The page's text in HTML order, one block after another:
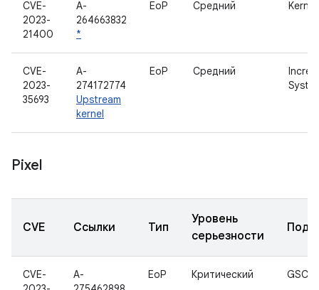
CVE-
2023-
21400
A-
264663832
*
EoP Средний
CVE-
2023-
35693
A-
274172774
Upstream
kernel
EoP Средний
Pixel
CVE Ссылки Тип
Уровень
серьезности
CVE-
A-
EoP Критический GSC